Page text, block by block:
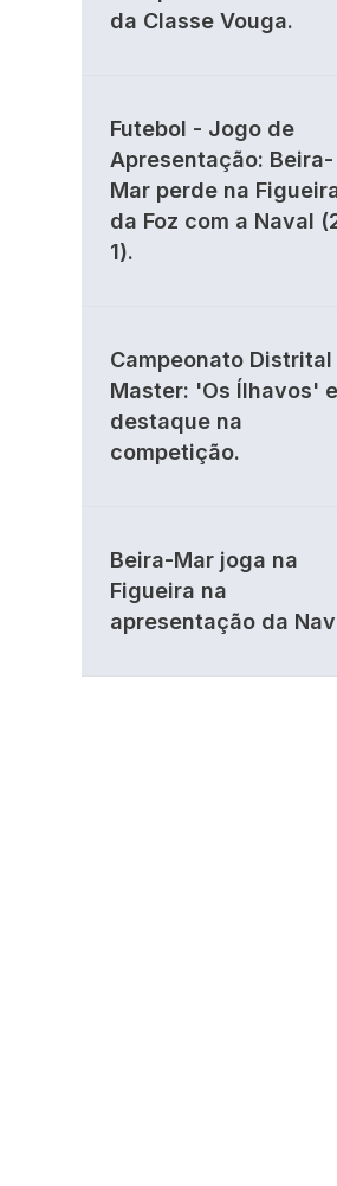
da Classe Vouga.
Futebol - Jogo de
Apresentação: Beira-
Mar perde na
da Foz com a Naval
1).
Campeonato
Master: 'Os Ílhavos'
destaque na
competição.
Beira-Mar joga na
Figueira na
apresentação da